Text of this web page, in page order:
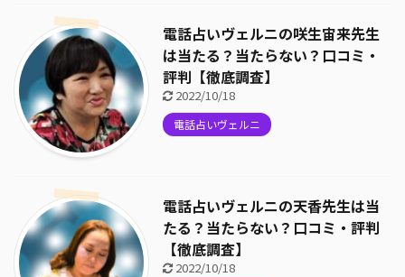
電話占いヴェルニの咲生宙来先生
は当たる？当たらない？口コミ・
評判【徹底調査】
2022/10/18
電話占いヴェルニ
電話占いヴェルニの天香先生は当
たる？当たらない？口コミ・評判
【徹底調査】
2022/10/18